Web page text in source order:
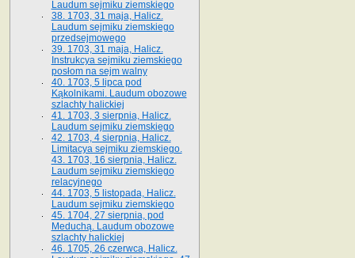
Laudum sejmiku ziemskiego
38. 1703, 31 maja, Halicz.
Laudum sejmiku ziemskiego
przedsejmowego
39. 1703, 31 maja, Halicz.
Instrukcya sejmiku ziemskiego
posłom na sejm walny
40. 1703, 5 lipca pod
Kąkolnikami. Laudum obozowe
szlachty halickiej
41­. 1703, 3 sierpnia, Halicz.
Laudum sejmiku ziemskiego
42. 1703, 4 sierpnia, Halicz.
Limitacya sejmiku ziemskiego.
43. 1703, 16 sierpnia, Halicz.
Laudum sejmiku ziemskiego
relacyjnego
44. 1703, 5 listopada, Halicz.
Laudum sejmiku ziemskiego
45. 1704, 27 sierpnia, pod
Meduchą. Laudum obozowe
szlachty halickiej
46. 1705, 26 czerwca, Halicz.